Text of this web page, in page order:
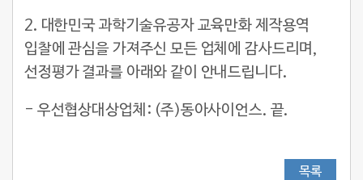
2. 대한민국 과학기술유공자 교육만화 제작용역
입찰에 관심을 가져주신 모든 업체에 감사드리며,
선정평가 결과를 아래와 같이 안내드립니다.
- 우선협상대상업체: (주)동아사이언스. 끝.
목록